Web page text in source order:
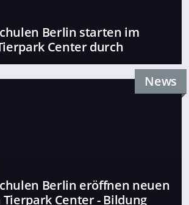
Berlin starten im
Center durch
News
Berlin eröffnen neuen
Center - Bildung